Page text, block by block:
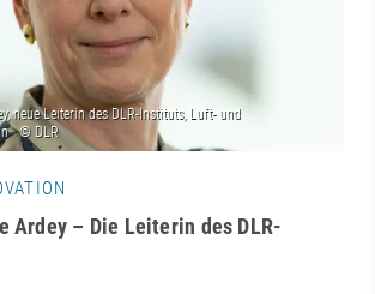
Ardey – Die Leiterin des DLR-